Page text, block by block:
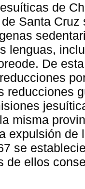
de
Santa
lenguas,
De
reducciones
misma
expulsión de
se
de ellos